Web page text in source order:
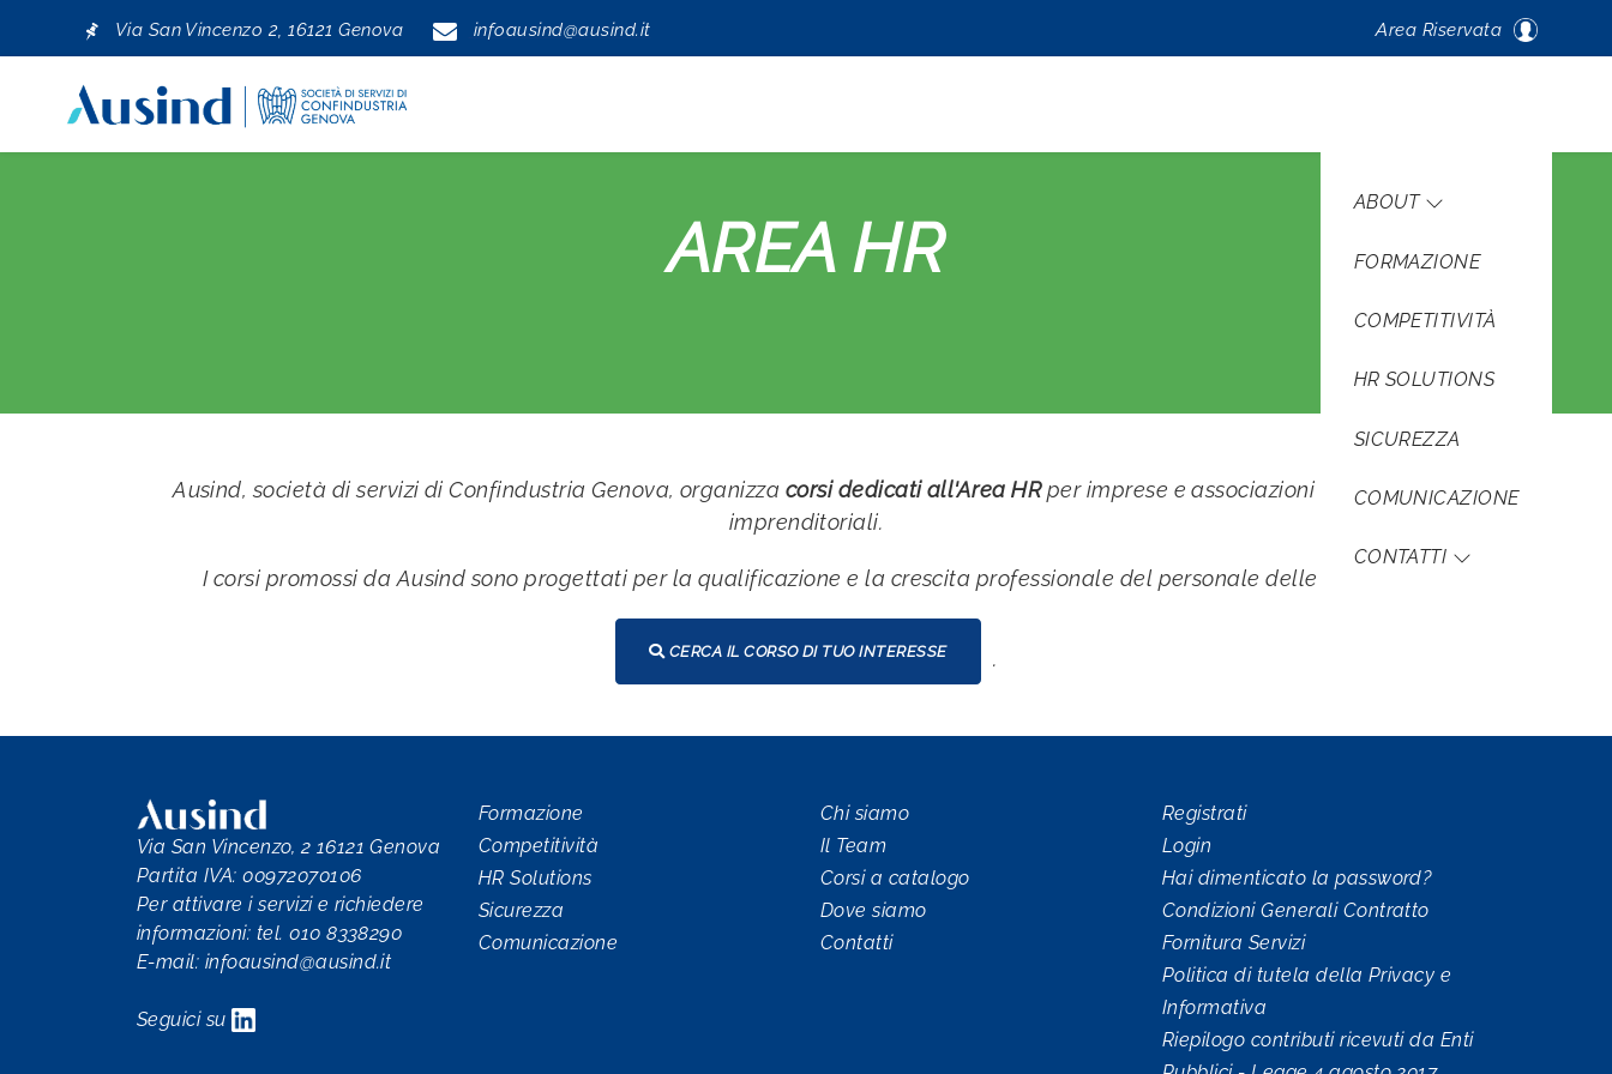
Skip to main navigation
Via San Vincenzo 2, 16121 Genova infoausind@ausind.it Area Riservata
Navigazione
ABOUT
FORMAZIONE
COMPETITIVITÀ
HR SOLUTIONS
SICUREZZA
COMUNICAZIONE
CONTATTI
AREA HR
Ausind, società di servizi di Confindustria Genova, organizza corsi dedicati all'Area HRper imprese e associazioni industriali o
imprenditoriali.
I corsi promossi da Ausind sono progettati per la qualificazione e la crescita professionale del personale delle imprese.
CERCA IL CORSO DI TUO INTERESSE .
Via San Vincenzo, 2 16121 Genova
Partita IVA: 00972070106
Per attivare i servizi e richiedere
informazioni: tel. 010 8338290
E-mail: infoausind@ausind.it
Seguici su
Formazione
Competitività
HR Solutions
Sicurezza
Comunicazione
Chi siamo
Il Team
Corsi a catalogo
Dove siamo
Contatti
Registrati
Login
Hai dimenticato la password?
Condizioni Generali Contratto
Fornitura Servizi
Politica di tutela della Privacy e
Informativa
Riepilogo contributi ricevuti da Enti